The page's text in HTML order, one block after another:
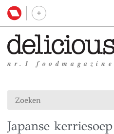
nr.1 foodmagazine
Japanse